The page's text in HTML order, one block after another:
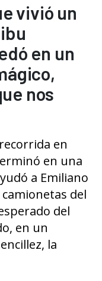
vivió un
en un
nos
en
en una
a Emiliano
del
del
en un
la